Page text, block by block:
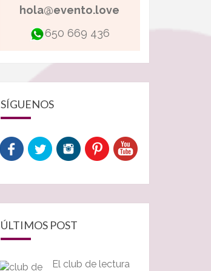
hola@evento.love
650 669 436
SÍGUENOS
ÚLTIMOS POST
El club de lectura